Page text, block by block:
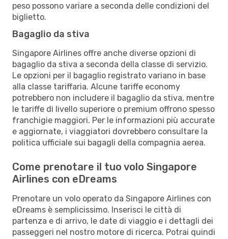
peso possono variare a seconda delle condizioni del
biglietto.
Bagaglio da stiva
Singapore Airlines offre anche diverse opzioni di
bagaglio da stiva a seconda della classe di servizio.
Le opzioni per il bagaglio registrato variano in base
alla classe tariffaria. Alcune tariffe economy
potrebbero non includere il bagaglio da stiva, mentre
le tariffe di livello superiore o premium offrono spesso
franchigie maggiori. Per le informazioni più accurate
e aggiornate, i viaggiatori dovrebbero consultare la
politica ufficiale sui bagagli della compagnia aerea.
Come prenotare il tuo volo Singapore
Airlines con eDreams
Prenotare un volo operato da Singapore Airlines con
eDreams è semplicissimo. Inserisci le città di
partenza e di arrivo, le date di viaggio e i dettagli dei
passeggeri nel nostro motore di ricerca. Potrai quindi